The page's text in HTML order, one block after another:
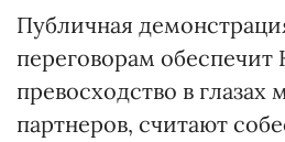
Публичная
переговорам обеспечит
превосходство в
партнеров, считают